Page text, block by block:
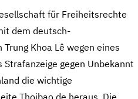
für Freiheitsrechte
dem deutsch-
Khoa Lê wegen eines
gegen Unbekannt
die wichtige
Thoibao.de heraus. Die